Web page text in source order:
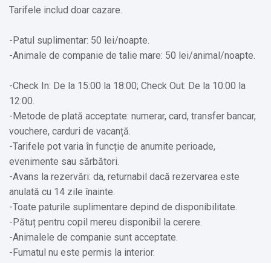
✔️ Dino Parc, Râșnov: 6,8 km
✔️ Cetatea Râșnov, Râșnov: 7,1 km
✔️ Peștera Valea Cetății, Râșnov: 8,1 km
✔️ Cheile Râșnoavei: 10,8 km
✔️ Sanctuarul Libearty Zărnești: 14,7 km
✔️ Castelul Bran, Bran: 14,7 km
✔️ Pârtia Bradul, Poiana Brașov: 16,2 Km
✔️ Pârtia Sulinar: 16,7 km
✔️ Mănăstirea Sfântul Efrem cel Nou, Cristian: 17,3 km
✔️ Pârtia Bran-Zănoaga: 18,9 km
✔️ Prăpăstiile Zărneștiului, Zărnești: 23,9 km
✔️ Paradisul Acvatic, Brașov: 24,7 km
✔️ Biserica Neagră, Brașov: 25,3 km
✔️ Amfiteatrul Transilvania, Moieciu de Sus: 26,2 km
✔️ Pârtie de schi Cheile Grădiștei, Fundata: 29,2 km
Tarifele includ doar cazare.
-Patul suplimentar: 50 lei/noapte.
-Animale de companie de talie mare: 50 lei/animal/noapte.
-Check In: De la 15:00 la 18:00; Check Out: De la 10:00 la
12:00.
-Metode de plată acceptate: numerar, card, transfer bancar,
vouchere, carduri de vacanță.
-Tarifele pot varia în funcție de anumite perioade,
evenimente sau sărbători.
-Avans la rezervări: da, returnabil dacă rezervarea este
anulată cu 14 zile înainte.
-Toate paturile suplimentare depind de disponibilitate.
-Pătuț pentru copil mereu disponibil la cerere.
-Animalele de companie sunt acceptate.
-Fumatul nu este permis la interior.